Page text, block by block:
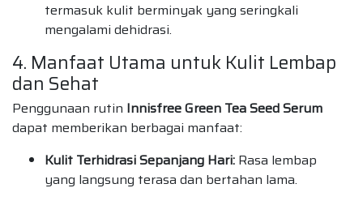
termasuk kulit berminyak yang seringkali
mengalami dehidrasi.
4. Manfaat Utama untuk Kulit Lembap
dan Sehat
Penggunaan rutin Innisfree Green Tea Seed Serum
dapat memberikan berbagai manfaat:
Kulit Terhidrasi Sepanjang Hari: Rasa lembap
yang langsung terasa dan bertahan lama.